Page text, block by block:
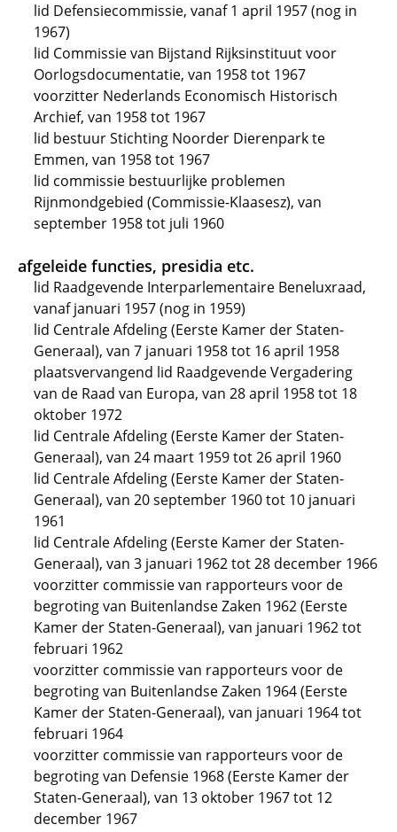
lid Defensiecommissie, vanaf 1 april 1957 (nog in
1967)
lid Commissie van Bijstand Rijksinstituut voor
Oorlogsdocumentatie, van 1958 tot 1967
voorzitter Nederlands Economisch Historisch
Archief, van 1958 tot 1967
lid bestuur Stichting Noorder Dierenpark te
Emmen, van 1958 tot 1967
lid commissie bestuurlijke problemen
Rijnmondgebied (Commissie-Klaasesz), van
september 1958 tot juli 1960
afgeleide functies, presidia etc.
lid Raadgevende Interparlementaire Beneluxraad,
vanaf januari 1957 (nog in 1959)
lid Centrale Afdeling (Eerste Kamer der Staten-
Generaal), van 7 januari 1958 tot 16 april 1958
plaatsvervangend lid Raadgevende Vergadering
van de Raad van Europa, van 28 april 1958 tot 18
oktober 1972
lid Centrale Afdeling (Eerste Kamer der Staten-
Generaal), van 24 maart 1959 tot 26 april 1960
lid Centrale Afdeling (Eerste Kamer der Staten-
Generaal), van 20 september 1960 tot 10 januari
1961
lid Centrale Afdeling (Eerste Kamer der Staten-
Generaal), van 3 januari 1962 tot 28 december 1966
voorzitter commissie van rapporteurs voor de
begroting van Buitenlandse Zaken 1962 (Eerste
Kamer der Staten-Generaal), van januari 1962 tot
februari 1962
voorzitter commissie van rapporteurs voor de
begroting van Buitenlandse Zaken 1964 (Eerste
Kamer der Staten-Generaal), van januari 1964 tot
februari 1964
voorzitter commissie van rapporteurs voor de
begroting van Defensie 1968 (Eerste Kamer der
Staten-Generaal), van 13 oktober 1967 tot 12
december 1967